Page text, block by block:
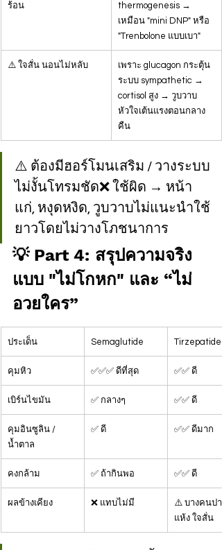
ร้อน
thermogenesis →
เหมือน "mini DNP" หรือ
"Trenbolone แบบเบา"
⚠️ ใจสั่น นอนไม่หลับ
เพราะ glucagon กระตุ้น
ระบบ sympathetic →
cortisol สูง → วูบวาบ
หัวใจเต้นแรงตอนกลาง
คืน
⚠️ ต้องมีฮอร์โมนเสริม / วางระบบ
ไม่งั้นโทรมชัด❌ ใช้ผิด → หน้า
แก่, หงุดหงิด, วูบวาบไม่แนะนำใช้
ยาวโดยไม่วางโภชนาการ
💡 Part 4: สรุปความจริง
แบบ "ไม่โกหก" และ “ไม่
อวยใคร”
ประเด็น Semaglutide Tirzepatide
คุมหิว ✅✅✅ ดีที่สุด ✅✅ ดี
เบิร์นไขมัน ✅ กลางๆ ✅✅ ดี
คุมอินซูลิน /
น้ำตาล
✅ ดี ✅✅ ดีมาก
คงกล้าม ✅ ถ้ากินพอ ✅✅ ดี
ผลข้างเคียง ❌ แทบไม่มี
⚠️ บางคนปาก
แห้ง ใจสั่น